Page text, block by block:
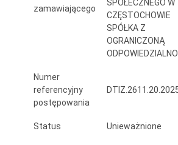
TBS
Częstochowie
oraz
stanowiących
własności
zamawiającego
SPOŁECZNEGO W
CZĘSTOCHOWIE
SPÓŁKA Z
OGRANICZONĄ
Numer
referencyjny
postępowania
Status Unieważnione